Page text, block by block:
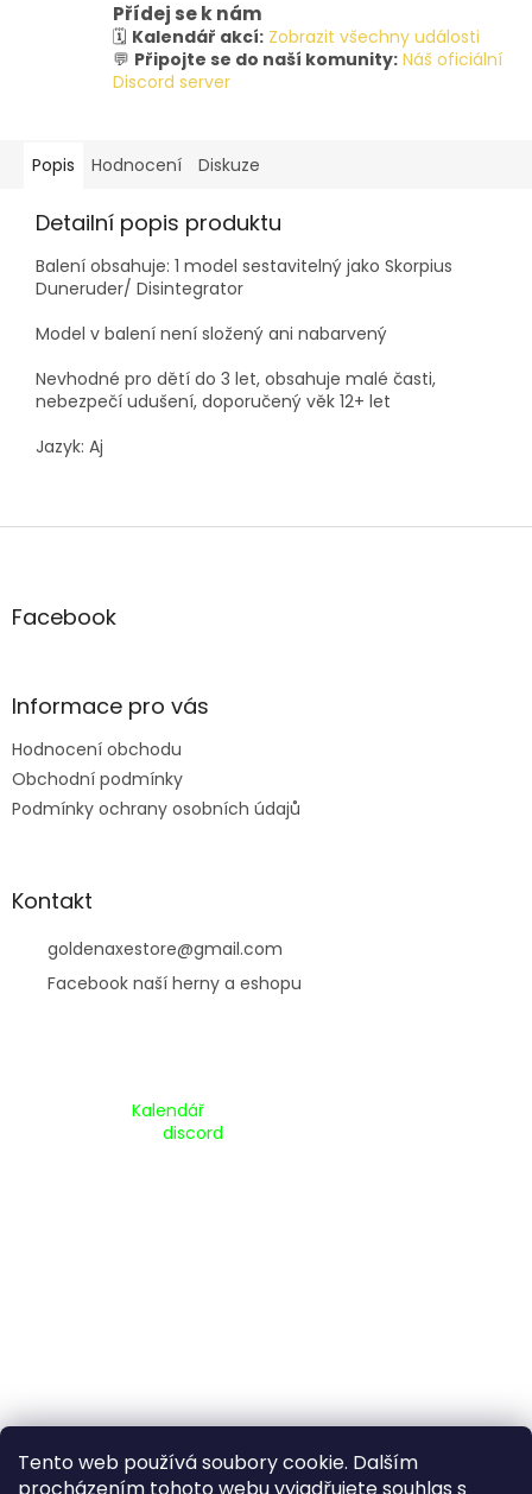
Tento web používá soubory cookie. Dalším
Přídej se k nám
🗓️ Kalendář akcí: Zobrazit všechny události
💬 Připojte se do naší komunity: Náš oficiální
Discord server
Popis Hodnocení Diskuze
Detailní popis produktu
Balení obsahuje: 1 model sestavitelný jako Skorpius
Duneruder/ Disintegrator
Model v balení není složený ani nabarvený
Nevhodné pro dětí do 3 let, obsahuje malé časti,
nebezpečí udušení, doporučený věk 12+ let
Jazyk: Aj
Z
aFacebook
Informace pro vás
Hodnocení obchodu
Obchodní podmínky
Podmínky ochrany osobních údajů
Kontakt
goldenaxestore@gmail.com
Facebook naší herny a eshopu
Kalendář
discord